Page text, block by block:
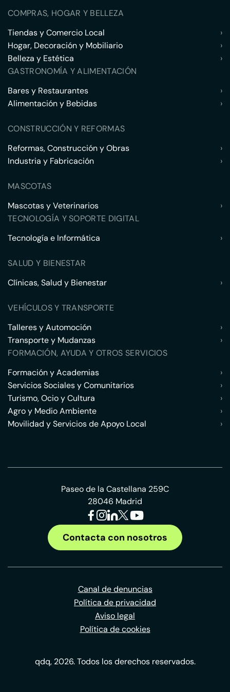
COMPRAS, HOGAR Y BELLEZA
Tiendas y Comercio Local
›
Hogar, Decoración y Mobiliario
›
Belleza y Estética
›
GASTRONOMÍA Y ALIMENTACIÓN
Bares y Restaurantes
›
Alimentación y Bebidas
›
CONSTRUCCIÓN Y REFORMAS
Reformas, Construcción y Obras
›
Industria y Fabricación
›
MASCOTAS
Mascotas y Veterinarios
›
TECNOLOGÍA Y SOPORTE DIGITAL
Tecnología e Informática
›
SALUD Y BIENESTAR
Clínicas, Salud y Bienestar
›
VEHÍCULOS Y TRANSPORTE
Talleres y Automoción
›
Transporte y Mudanzas
›
FORMACIÓN, AYUDA Y OTROS SERVICIOS
Formación y Academias
›
Servicios Sociales y Comunitarios
›
Turismo, Ocio y Cultura
›
Agro y Medio Ambiente
›
Movilidad y Servicios de Apoyo Local
›
Paseo de la Castellana 259C
28046 Madrid
Contacta con nosotros
Canal de denuncias
Política de privacidad
Aviso legal
Política de cookies
qdq, 2026. Todos los derechos reservados.